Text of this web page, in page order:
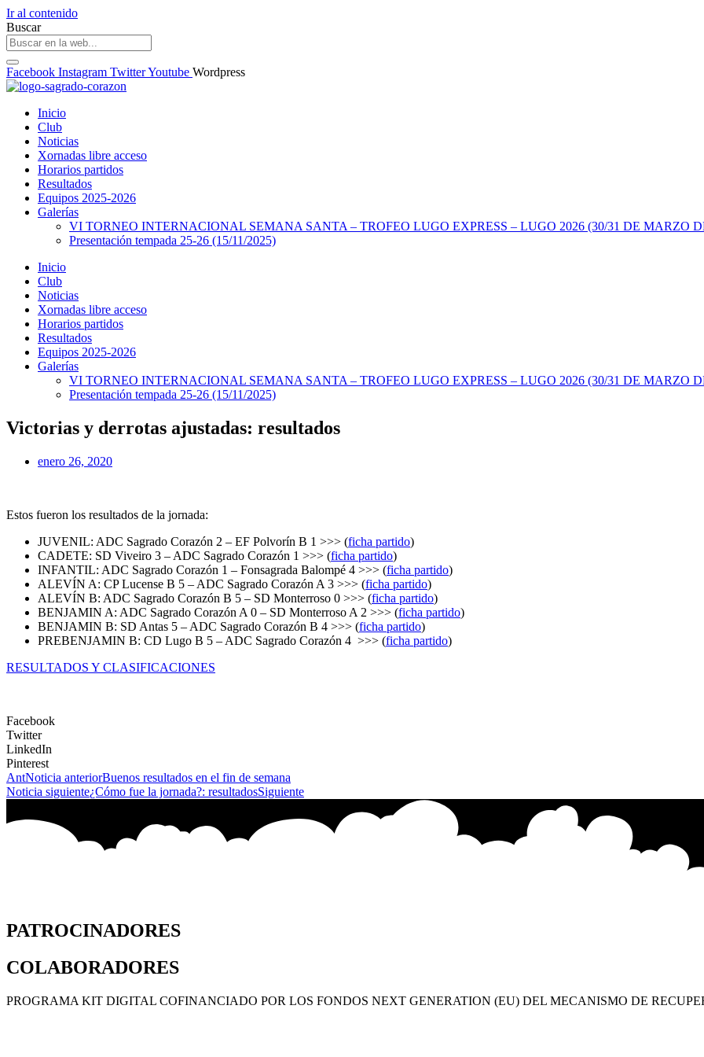
Ir al contenido
Buscar
Facebook Instagram TwitterYoutube Wordpress
Inicio
Club
Noticias
Xornadas libre acceso
Horarios partidos
Resultados
Equipos 2025-2026
Galerías
VI TORNEO INTERNACIONAL SEMANA SANTA – TROFEO LUGO EXPRESS – LUGO 2026 (30/31 DE MARZO
Presentación tempada 25-26 (15/11/2025)
Inicio
Club
Noticias
Xornadas libre acceso
Horarios partidos
Resultados
Equipos 2025-2026
Galerías
VI TORNEO INTERNACIONAL SEMANA SANTA – TROFEO LUGO EXPRESS – LUGO 2026 (30/31 DE MARZO
Presentación tempada 25-26 (15/11/2025)
Victorias y derrotas ajustadas: resultados
enero 26, 2020
Estos fueron los resultados de la jornada:
JUVENIL: ADC Sagrado Corazón 2 – EF Polvorín B 1 >>> (ficha partido)
CADETE: SD Viveiro 3 – ADC Sagrado Corazón 1 >>> (ficha partido)
INFANTIL: ADC Sagrado Corazón 1 – Fonsagrada Balompé 4 >>> (ficha partido)
ALEVÍN A: CP Lucense B 5 – ADC Sagrado Corazón A 3 >>> (ficha partido)
ALEVÍN B: ADC Sagrado Corazón B 5 – SD Monterroso 0 >>> (ficha partido)
BENJAMIN A: ADC Sagrado Corazón A 0 – SD Monterroso A 2 >>> (ficha partido)
BENJAMIN B: SD Antas 5 – ADC Sagrado Corazón B 4 >>> (ficha partido)
PREBENJAMIN B: CD Lugo B 5 – ADC Sagrado Corazón 4 >>> (ficha partido)
RESULTADOS Y CLASIFICACIONES
Facebook
Twitter
LinkedIn
Pinterest
AntNoticia anteriorBuenos resultados en el fin de semana
Noticia siguiente¿Cómo fue la jornada?: resultadosSiguiente
PATROCINADORES
COLABORADORES
PROGRAMA KIT DIGITAL COFINANCIADO POR LOS FONDOS NEXT GENERATION (EU) DEL MECANISMO DE